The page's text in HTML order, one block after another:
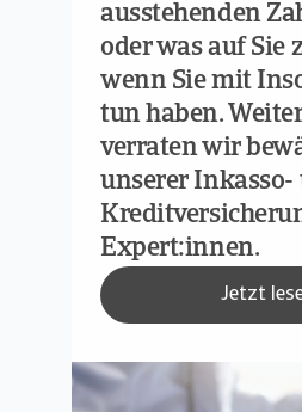
ausstehenden
oder was auf Sie
wenn Sie mit
tun haben.
verraten wir
unserer Inkasso-
Expert:innen.
Jetzt